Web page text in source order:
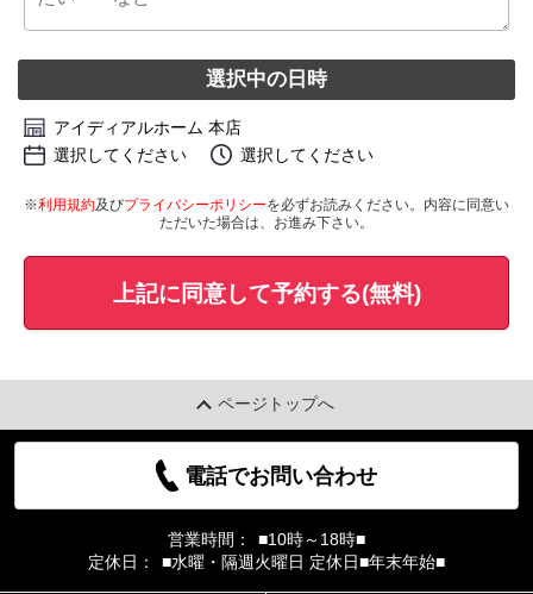
選択中の日時
アイディアルホーム 本店
選択してください
選択してください
※利用規約及びプライバシーポリシーを必ずお読みください。内容に同意い
ただいた場合は、お進み下さい。
上記に同意して予約する(無料)
ページトップへ
電話でお問い合わせ
営業時間：
■10時～18時■
定休日：
■水曜・隔週火曜日 定休日■年末年始■